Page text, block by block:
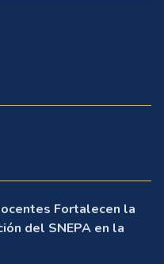
Fortalecen la
del SNEPA en la